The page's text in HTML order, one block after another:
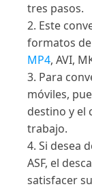
tres pasos.
2. Este
formatos
MP4, AVI,
3. Para
móviles,
destino y el
trabajo.
4. Si desea
ASF, el
satisfacer